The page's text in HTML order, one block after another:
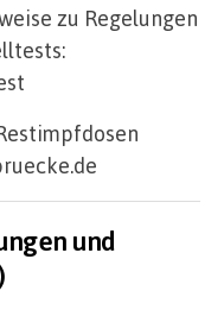
zu Regelungen
und